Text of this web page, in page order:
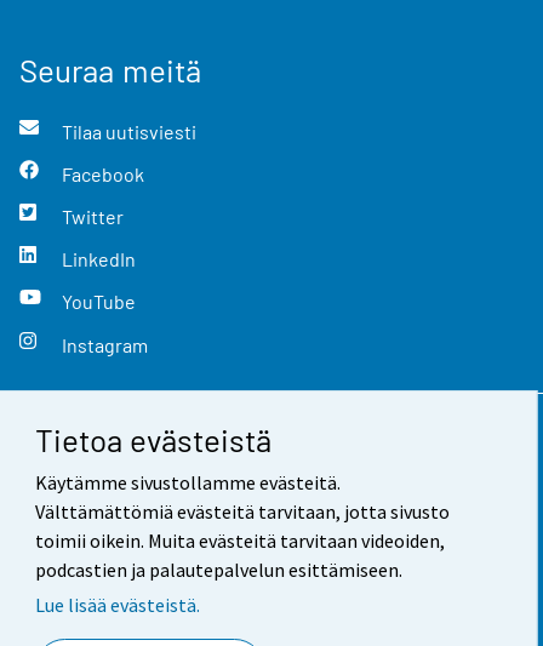
Tietoa evästeistä
Käytämme sivustollamme evästeitä.
Välttämättömiä evästeitä tarvitaan, jotta sivusto
toimii oikein. Muita evästeitä tarvitaan videoiden,
podcastien ja palautepalvelun esittämiseen.
Lue lisää evästeistä.
Seuraa meitä
Tilaa uutisviesti
Facebook
Twitter
LinkedIn
YouTube
Instagram
Yhteystiedot
Palaute
Käyttöehdot
Saavutettavuus